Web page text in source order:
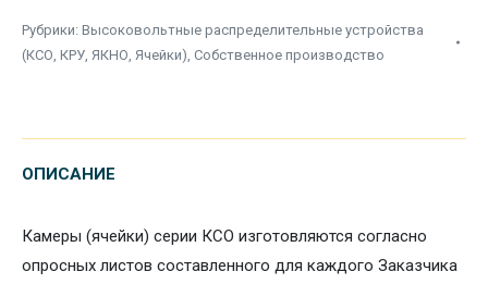
Рубрики: Высоковольтные распределительные устройства
(КСО, КРУ, ЯКНО, Ячейки), Собственное производство
ОПИСАНИЕ
Камеры (ячейки) серии КСО изготовляются согласно
опросных листов составленного для каждого Заказчика